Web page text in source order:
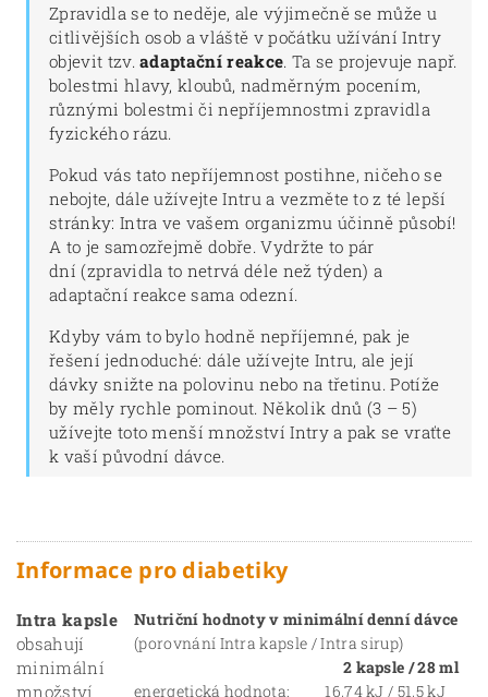
Zpravidla se to neděje, ale výjimečně se může u
citlivějších osob a vláště v počátku užívání Intry
objevit tzv.adaptační reakce. Ta se projevuje např.
bolestmi hlavy, kloubů, nadměrným pocením,
různými bolestmi či nepříjemnostmi zpravidla
fyzického rázu.
Pokud vás tato nepříjemnost postihne, ničeho se
nebojte, dále užívejte Intru a vezměte to z té lepší
stránky: Intra ve vašem organizmu účinně působí!
A to je samozřejmě dobře. Vydržte to pár
dní (zpravidla to netrvá déle než týden) a
adaptační reakce sama odezní.
Kdyby vám to bylo hodně nepříjemné, pak je
řešení jednoduché: dále užívejte Intru, ale její
dávky snižte na polovinu nebo na třetinu. Potíže
by měly rychle pominout. Několik dnů (3 – 5)
užívejte toto menší množství Intry a pak se vraťte
k vaší původní dávce.
Informace pro diabetiky
Nutriční hodnoty v minimální denní dávce
(porovnání Intra kapsle / Intra sirup)
2 kapsle / 28 ml
energetická hodnota:
16,74 kJ / 51,5 kJ
Intra kapsle
obsahují
minimální
množství